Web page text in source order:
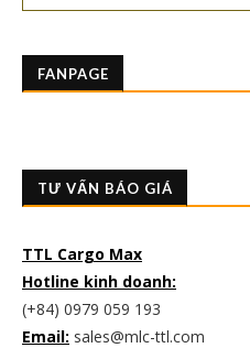
FANPAGE
TƯ VẤN BÁO GIÁ
TTL Cargo Max
Hotline kinh doanh:
(+84) 0979 059 193
Email: sales@mlc-ttl.com